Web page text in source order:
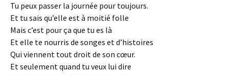
Tu peux passer la journée pour toujours.
Et tu sais qu’elle est à moitié folle
Mais c’est pour ça que tu es là
Et elle te nourris de songes et d’histoires
Qui viennent tout droit de son cœur.
Et seulement quand tu veux lui dire